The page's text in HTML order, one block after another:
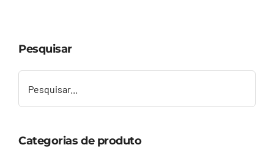
Contato
Pesquisar
Categorias de produto